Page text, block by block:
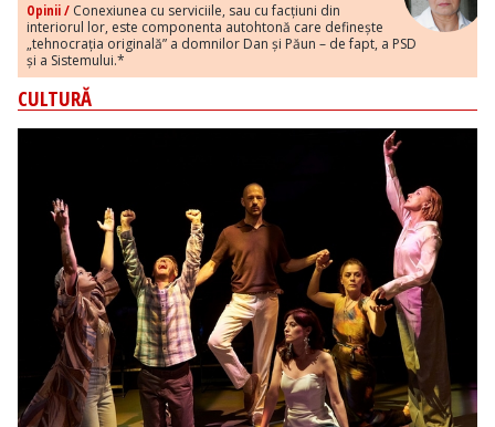
Opinii / Conexiunea cu serviciile, sau cu facțiuni din
interiorul lor, este componenta autohtonă care definește
„tehnocrația originală” a domnilor Dan și Păun – de fapt, a PSD
și a Sistemului.*
CULTURĂ